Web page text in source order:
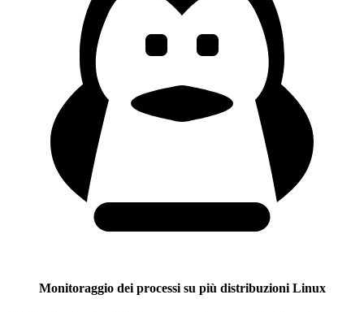
Monitoraggio dei processi su più distribuzioni Linux